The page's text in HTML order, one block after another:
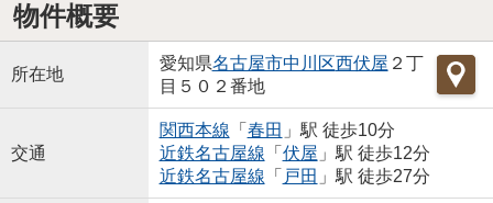
物件概要
所在地
愛知県名古屋市中川区西伏屋 ２丁
目５０２番地
交通
関西本線 「 春田 」駅 徒歩10分
近鉄名古屋線 「 伏屋 」駅 徒歩12分
近鉄名古屋線 「 戸田 」駅 徒歩27分